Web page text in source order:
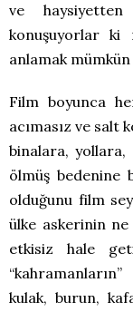
ve
konuşuyorlar ki
anlamak mümkün
Film boyunca
acımasız ve salt
binalara,
ölmüş bedenine
olduğunu film
ülke askerinin
etkisiz hale
kulak, burun,